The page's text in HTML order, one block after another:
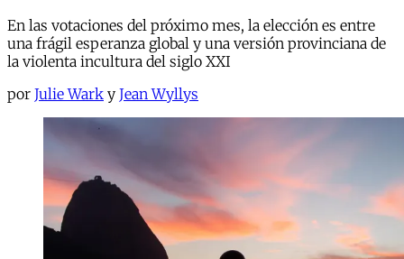
En las votaciones del próximo mes, la elección es entre
una frágil esperanza global y una versión provinciana de
la violenta incultura del siglo XXI
por Julie Wark y Jean Wyllys